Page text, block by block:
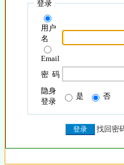
登录
用户
名
Email
密 码
隐身
登录
是 否
找回密